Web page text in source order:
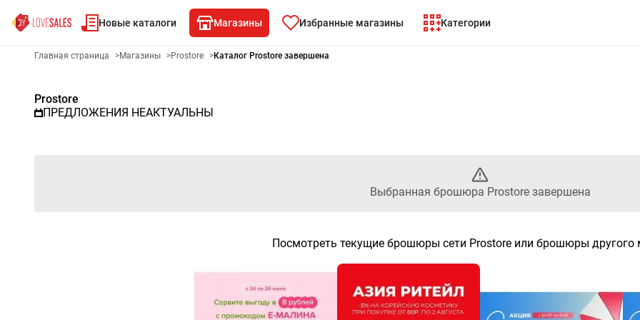
Новые каталоги Магазины Избранные магазины Категории
Рекламный листовой Prostore - Выбранный листовой
Главная страница >Магазины >Prostore >Каталог Prostore завершена
Prostore
ПРЕДЛОЖЕНИЯ НЕАКТУАЛЬНЫ
Выбранная брошюра Prostore завершена
Посмотреть текущие брошюры сети Prostore или брошюры другого